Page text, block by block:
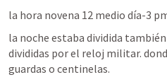
la hora novena 12 medio día-3
la noche estaba dividida
divididas por el reloj militar.
guardas o centinelas.